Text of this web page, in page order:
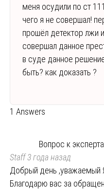
меня осудили по ст
чего я не совершал!
прошёл детектор лжи
совершал данное
в суде данное
быть? как доказать ?
1 Answers
Вопрос к
Staff3 года назад
Добрый день ,уважаемый
Благодарю вас за